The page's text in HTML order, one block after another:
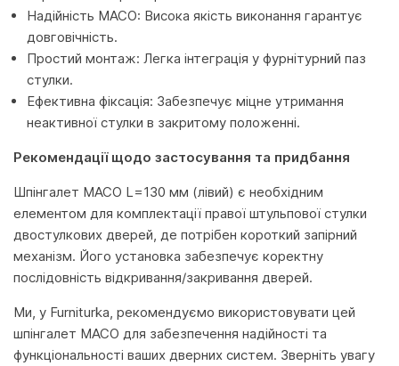
Надійність MACO: Висока якість виконання гарантує
довговічність.
Простий монтаж: Легка інтеграція у фурнітурний паз
стулки.
Ефективна фіксація: Забезпечує міцне утримання
неактивної стулки в закритому положенні.
Рекомендації щодо застосування та придбання
Шпінгалет MACO L=130 мм (лівий) є необхідним
елементом для комплектації правої штульпової стулки
двостулкових дверей, де потрібен короткий запірний
механізм. Його установка забезпечує коректну
послідовність відкривання/закривання дверей.
Ми, у Furniturka, рекомендуємо використовувати цей
шпінгалет MACO для забезпечення надійності та
функціональності ваших дверних систем. Зверніть увагу